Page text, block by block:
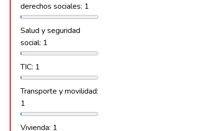
derechos sociales: 1
Salud y seguridad
social: 1
TIC: 1
Transporte y movilidad:
1
Vivienda: 1